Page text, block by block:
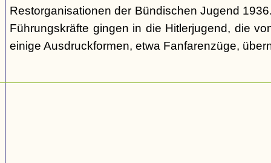
Restorganisationen der Bündischen Jugend
Führungskräfte gingen in die Hitlerjugend, die
einige Ausdruckformen, etwa Fanfarenzüge,